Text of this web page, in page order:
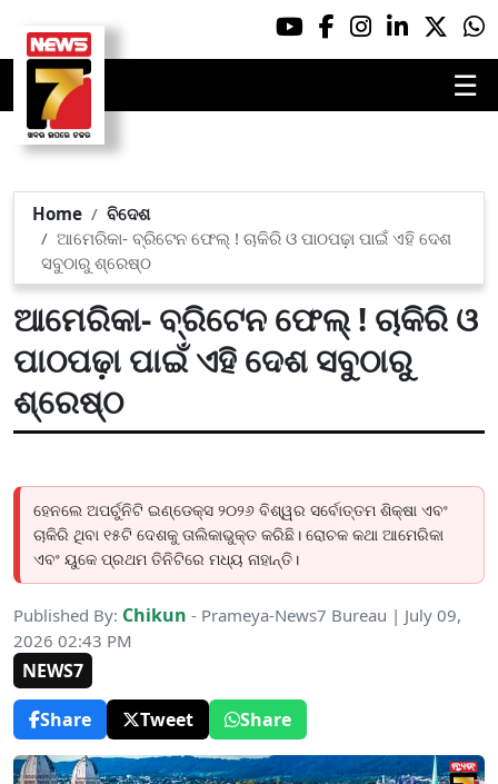
☰
Home
ବିଦେଶ
ଆମେରିକା- ବ୍ରିଟେନ ଫେଲ୍ ! ଚାକିରି ଓ ପାଠପଢ଼ା ପାଇଁ ଏହି ଦେଶ
ସବୁଠାରୁ ଶ୍ରେଷ୍ଠ
ଆମେରିକା- ବ୍ରିଟେନ ଫେଲ୍ ! ଚାକିରି ଓ
ପାଠପଢ଼ା ପାଇଁ ଏହି ଦେଶ ସବୁଠାରୁ
ଶ୍ରେଷ୍ଠ
ହେନଲେ ଅପର୍ଚୁନିଟି ଇଣ୍ଡେକ୍ସ ୨୦୨୬ ବିଶ୍ୱର ସର୍ବୋତ୍ତମ ଶିକ୍ଷା ଏବଂ
ଚାକିରି ଥିବା ୧୫ଟି ଦେଶକୁ ତାଲିକାଭୁକ୍ତ କରିଛି। ରୋଚକ କଥା ଆମେରିକା
ଏବଂ ୟୁକେ ପ୍ରଥମ ତିନିଟିରେ ମଧ୍ୟ ନାହାନ୍ତି।
Published By: Chikun - Prameya-News7 Bureau | July 09,
2026 02:43 PM
NEWS7
Share
Tweet Share